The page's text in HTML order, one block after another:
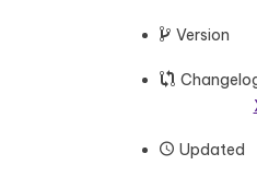
Version
Updated